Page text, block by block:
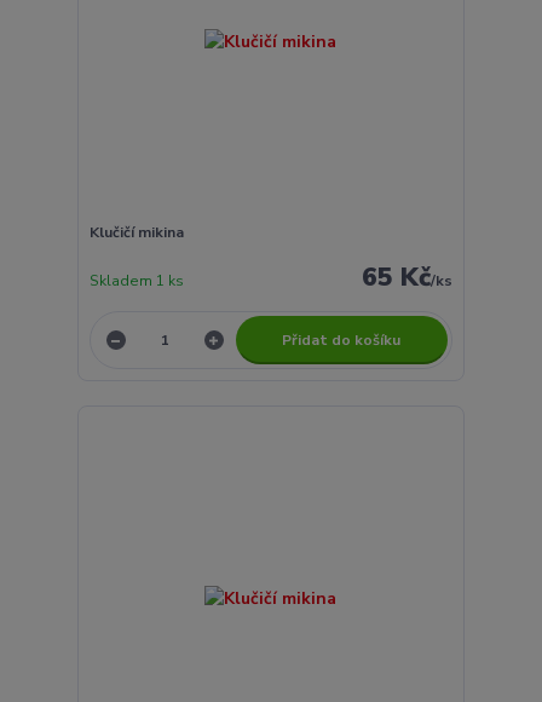
Klučičí mikina
65 Kč/ks
Skladem 1 ks
Přidat do košíku